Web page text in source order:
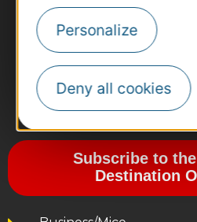
Personalize
Deny all cookies
Subscribe to
Destination